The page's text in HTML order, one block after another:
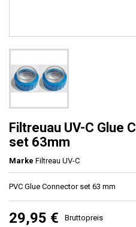
Filtreuau UV-C Glue
set 63mm
Marke Filtreau UV-C
PVC Glue Connector set 63 mm
29,95 € Bruttopreis